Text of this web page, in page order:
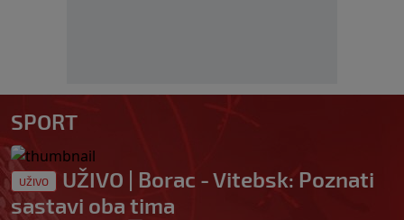
SPORT
UŽIVO
UŽIVO | Borac - Vitebsk: Poznati
sastavi oba tima